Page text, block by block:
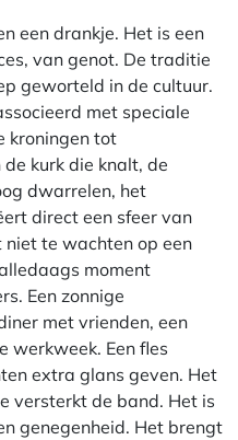
een drankje. Het is een
van genot. De traditie
geworteld in de cultuur.
met speciale
kroningen tot
kurk die knalt, de
dwarrelen, het
direct een sfeer van
te wachten op een
moment
Een zonnige
met vrienden, een
werkweek. Een fles
extra glans geven. Het
versterkt de band. Het is
genegenheid. Het brengt